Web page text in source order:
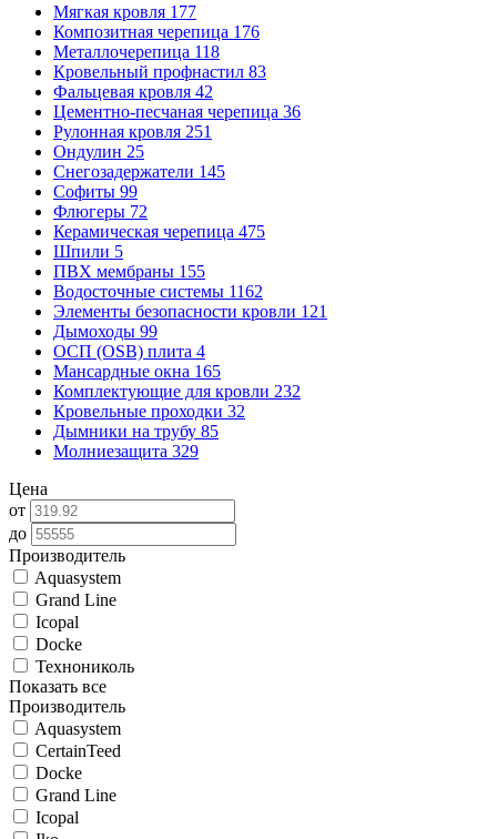
Мягкая кровля 177
Композитная черепица 176
Металлочерепица 118
Кровельный профнастил 83
Фальцевая кровля 42
Цементно-песчаная черепица 36
Рулонная кровля 251
Ондулин 25
Снегозадержатели 145
Софиты 99
Флюгеры 72
Керамическая черепица 475
Шпили 5
ПВХ мембраны 155
Водосточные системы 1162
Элементы безопасности кровли 121
Дымоходы 99
ОСП (OSB) плита 4
Мансардные окна 165
Комплектующие для кровли 232
Кровельные проходки 32
Дымники на трубу 85
Молниезащита 329
Цена
от
до
Производитель
Aquasystem
Grand Line
Icopal
Docke
Технониколь
Показать все
Производитель
Aquasystem
CertainTeed
Docke
Grand Line
Icopal